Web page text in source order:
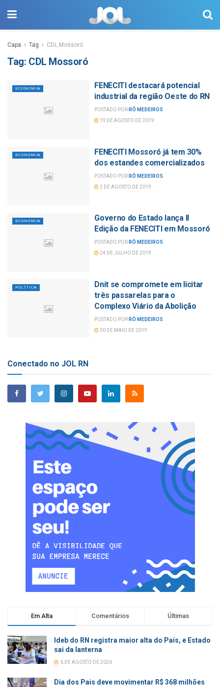
Capa Tag CDL Mossoró
Tag: CDL Mossoró
ECONOMIA
FENECITI destacará potencial
industrial da região Oeste do RN
POSTADO POR RÔ MEDEIROS
19 DE AGOSTO DE 2019
ECONOMIA
FENECITI Mossoró já tem 30%
dos estandes comercializados
POSTADO POR RÔ MEDEIROS
2 DE AGOSTO DE 2019
ECONOMIA
Governo do Estado lança II
Edição da FENECITI em Mossoró
POSTADO POR RÔ MEDEIROS
24 DE JULHO DE 2019
POLÍTICA
Dnit se compromete em licitar
três passarelas para o
Complexo Viário da Abolição
POSTADO POR RÔ MEDEIROS
30 DE MAIO DE 2019
Conectado no JOL RN
Em Alta Comentários Últimas
Ideb do RN registra maior alta do País, e Estado
sai da lanterna
6 DE AGOSTO DE 2026
Dia dos Pais deve movimentar R$ 368 milhões